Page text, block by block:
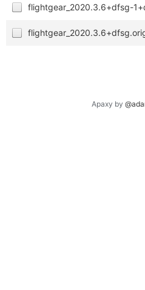
flightgear_2020.3.6+dfsg-
Apaxy by